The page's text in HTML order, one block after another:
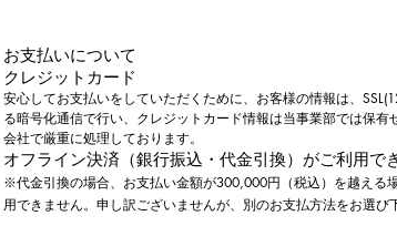
お支払いについて
​クレジットカード
安心してお支払いをしていただくために、お客様の情報は、
る暗号化通信で行い、クレジットカード情報は当事業部では保有
会社で厳重に処理しております。
オフライン決済（銀行振込・代金引換）がご利用で
※代金引換の場合、お支払い金額が300,000円（税込）を越える
用できません。申し訳ございませんが、別のお支払方法をお選び